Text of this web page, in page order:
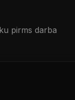
pirms darba